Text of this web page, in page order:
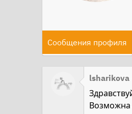
Сообщения профиля
lsharikova
Возможна